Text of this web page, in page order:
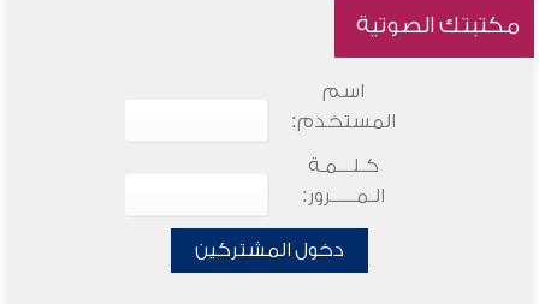
مكتبتك الصوتية
اسم
المستخدم:
كـلـــمـة
الـمـــــرور:
دخول المشتركين